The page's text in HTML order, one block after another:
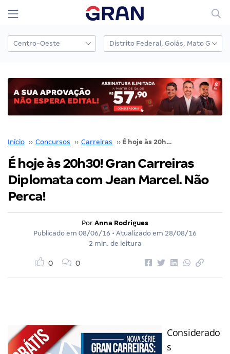
Início ›› Concursos ›› Carreiras ›› É hoje às 20h30! Gran Carreiras Diplomata com Jean Marcel. Não Perca!
É hoje às 20h30! Gran Carreiras
Diplomata com Jean Marcel. Não
Perca!
Por Anna Rodrigues
Publicado em 08/06/16 • Atualizado em 28/08/16
2 min. de leitura
0 0
Considerado
s